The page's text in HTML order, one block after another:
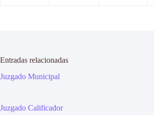
Entradas relacionadas
Juzgado Municipal
Juzgado Calificador